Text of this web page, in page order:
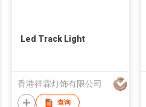
Led Track Light
香港祥霖灯饰有限公司
查询